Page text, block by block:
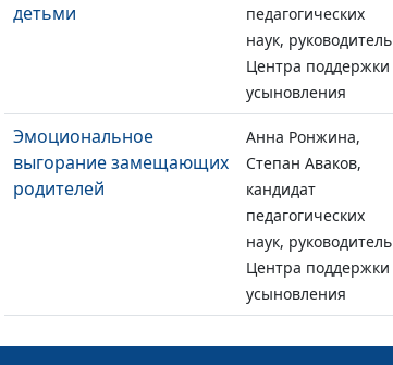
детьми
педагогических
наук, руководитель
Центра поддержки
усыновления
Эмоциональное
выгорание замещающих
родителей
Анна Ронжина,
Степан Аваков,
кандидат
педагогических
наук, руководитель
Центра поддержки
усыновления